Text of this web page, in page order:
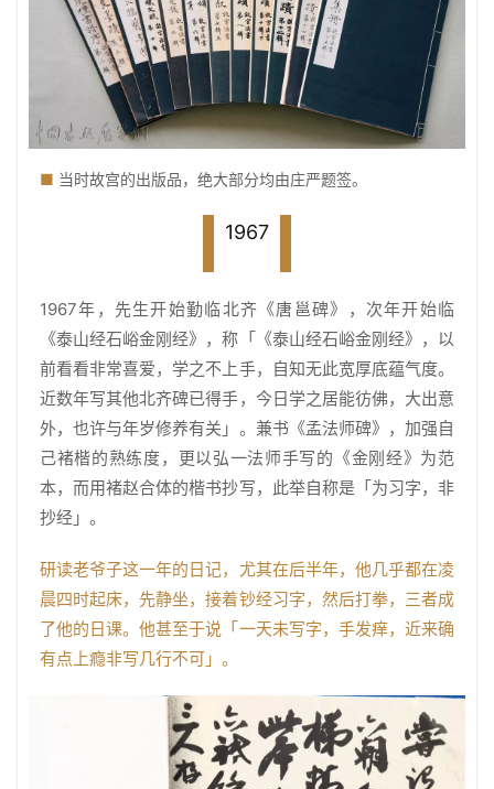
■ 当时故宫的出版品，绝大部分均由庄严题签。
1967
1967年，先生开始勤临北齐《唐邕碑》，次年开始临
《泰山经石峪金刚经》，称「《泰山经石峪金刚经》，以
前看看非常喜爱，学之不上手，自知无此宽厚底蕴气度。
近数年写其他北齐碑已得手，今日学之居能彷佛，大出意
外，也许与年岁修养有关」。兼书《孟法师碑》，加强自
己褚楷的熟练度，更以弘一法师手写的《金刚经》为范
本，而用褚赵合体的楷书抄写，此举自称是「为习字，非
抄经」。
研读老爷子这一年的日记，尤其在后半年，他几乎都在凌
晨四时起床，先静坐，接着钞经习字，然后打拳，三者成
了他的日课。他甚至于说「一天未写字，手发痒，近来确
有点上瘾非写几行不可」。